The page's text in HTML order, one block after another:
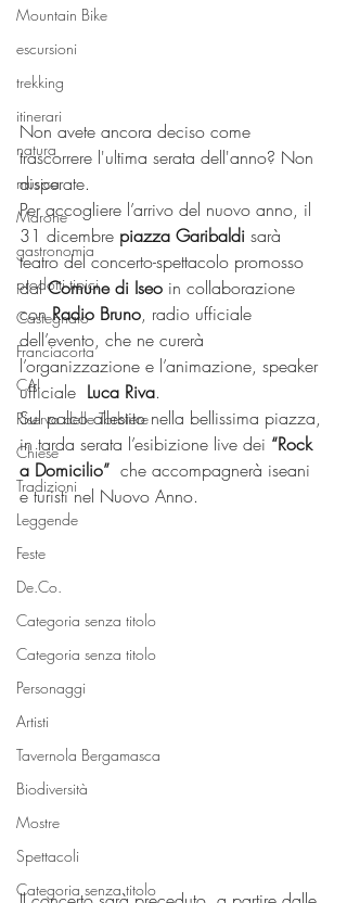
Mountain Bike
escursioni
trekking
itinerari
natura
musica
Marone
gastronomia
prodotti tipici
Castegnato
Franciacorta
CAI
Riserva delle Torbiere
Chiese
Tradizioni
Leggende
Feste
De.Co.
Categoria senza titolo
Categoria senza titolo
Personaggi
Artisti
Tavernola Bergamasca
Biodiversità
Mostre
Spettacoli
Categoria senza titolo
Non avete ancora deciso come
trascorrere l'ultima serata dell'anno? Non
disperate.
Per accogliere l’arrivo del nuovo anno, il
31 dicembre piazza Garibaldi sarà
teatro del concerto-spettacolo promosso
dal Comune di Iseo in collaborazione
con Radio Bruno, radio ufficiale
dell’evento, che ne curerà
l’organizzazione e l’animazione, speaker
ufficiale Luca Riva.
Sul palco allestito nella bellissima piazza,
in tarda serata l’esibizione live dei “Rock
a Domicilio”
  che accompagnerà iseani
e turisti nel Nuovo Anno.